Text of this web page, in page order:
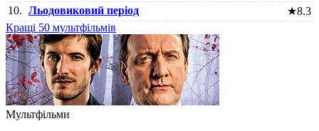
10. Льодовиковий період ★8.3
Кращі 50 мультфільмів
Мультфільми